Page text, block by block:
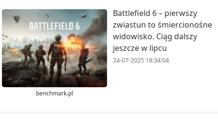
benchmark.pl
Battlefield 6 – pierwszy
zwiastun to śmiercionośne
widowisko. Ciąg dalszy
jeszcze w lipcu
24-07-2025 18:34:04